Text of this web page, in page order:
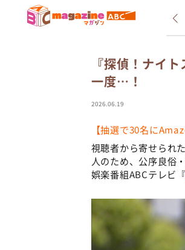
新着 インタビュー
『探偵！ナイ
一度…！
2026.06.19
【抽選で30名に
視聴者から寄せられ
人のため、公序良俗
娯楽番組ABCテレビ『